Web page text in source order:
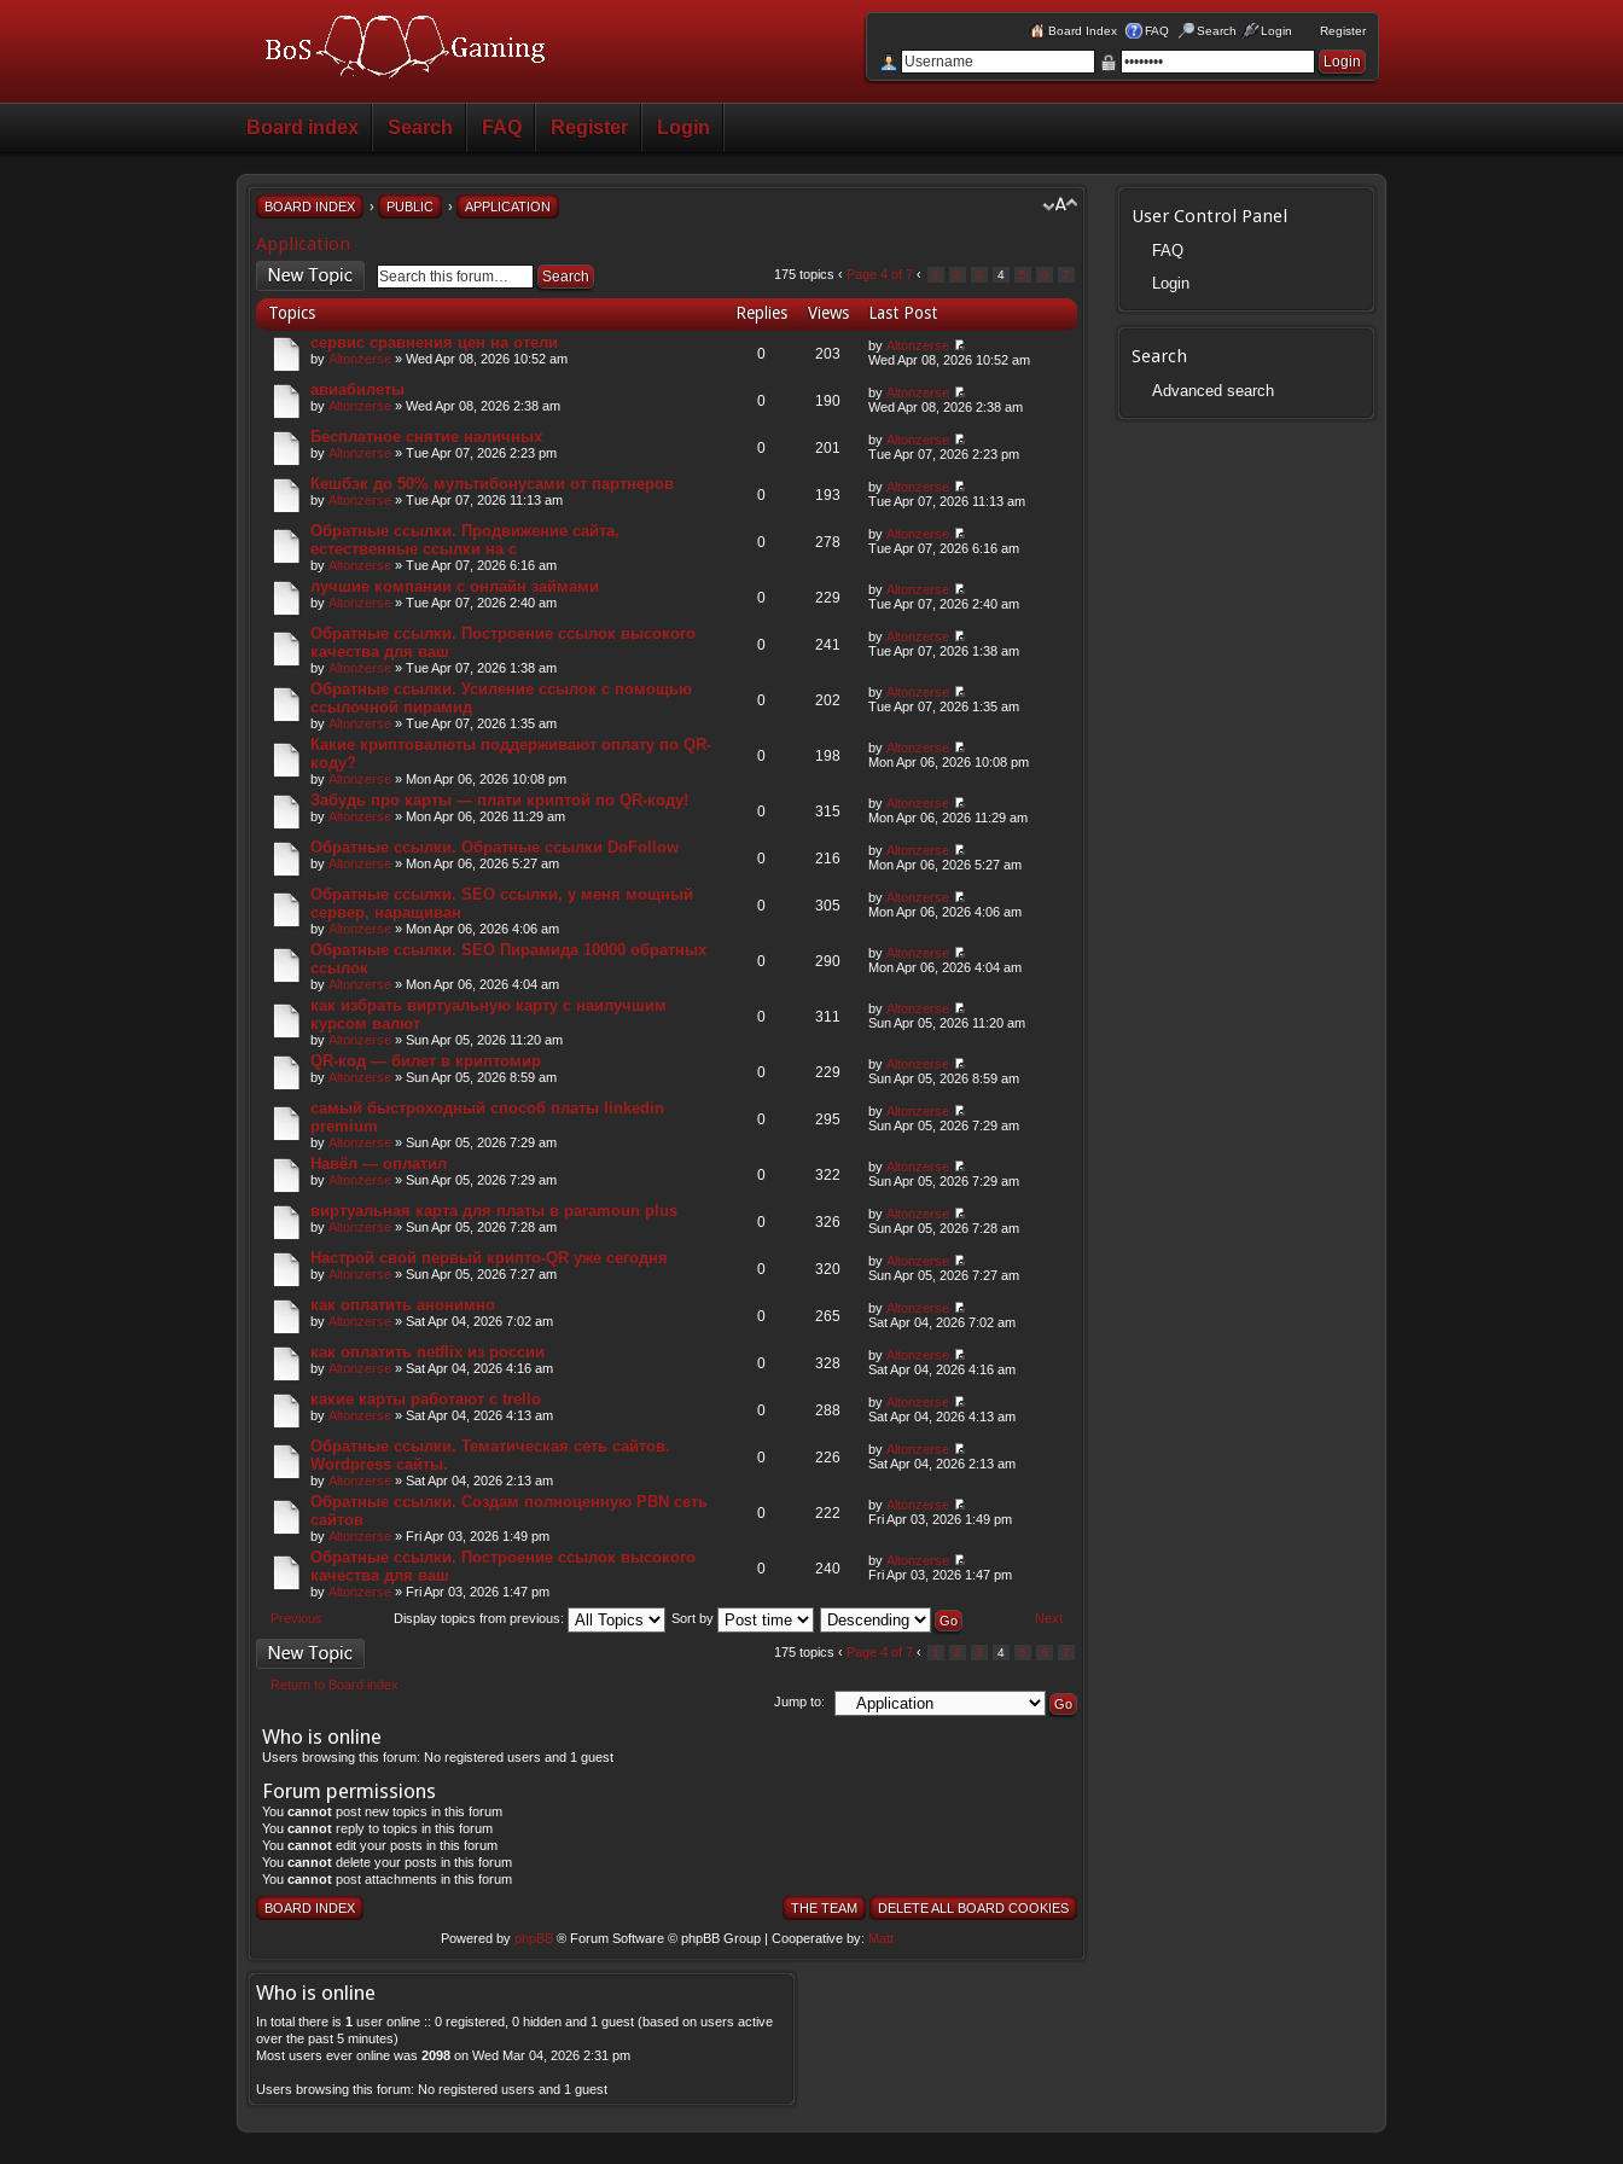
Board Index FAQ Search Login Register
Board index Search FAQ Register Login
BOARD INDEX › PUBLIC › APPLICATION
Application
Post a new topic 175 topics ‹ Page 4 of 7 ‹ 1 2 3 4 5 6 7
Topics Replies Views Last Post
сервис сравнения цен на отели
by Altonzerse » Wed Apr 08, 2026 10:52 am 0 203 by Altonzerse
Wed Apr 08, 2026 10:52 am
авиабилеты
by Altonzerse » Wed Apr 08, 2026 2:38 am 0 190 by Altonzerse
Wed Apr 08, 2026 2:38 am
Бесплатное снятие наличных
by Altonzerse » Tue Apr 07, 2026 2:23 pm 0 201 by Altonzerse
Tue Apr 07, 2026 2:23 pm
Кешбэк до 50% мультибонусами от партнеров
by Altonzerse » Tue Apr 07, 2026 11:13 am 0 193 by Altonzerse
Tue Apr 07, 2026 11:13 am
Обратные ссылки. Продвижение сайта,
естественные ссылки на с
by Altonzerse » Tue Apr 07, 2026 6:16 am
0 278 by Altonzerse
Tue Apr 07, 2026 6:16 am
лучшие компании с онлайн займами
by Altonzerse » Tue Apr 07, 2026 2:40 am 0 229 by Altonzerse
Tue Apr 07, 2026 2:40 am
Обратные ссылки. Построение ссылок высокого
качества для ваш
by Altonzerse » Tue Apr 07, 2026 1:38 am
0 241 by Altonzerse
Tue Apr 07, 2026 1:38 am
Обратные ссылки. Усиление ссылок с помощью
ссылочной пирамид
by Altonzerse » Tue Apr 07, 2026 1:35 am
0 202 by Altonzerse
Tue Apr 07, 2026 1:35 am
Какие криптовалюты поддерживают оплату по QR-
коду?
by Altonzerse » Mon Apr 06, 2026 10:08 pm
0 198 by Altonzerse
Mon Apr 06, 2026 10:08 pm
Забудь про карты — плати криптой по QR-коду!
by Altonzerse » Mon Apr 06, 2026 11:29 am 0 315 by Altonzerse
Mon Apr 06, 2026 11:29 am
Обратные ссылки. Обратные ссылки DoFollow
by Altonzerse » Mon Apr 06, 2026 5:27 am 0 216 by Altonzerse
Mon Apr 06, 2026 5:27 am
Обратные ссылки. SEO ссылки, у меня мощный
сервер, наращиван
by Altonzerse » Mon Apr 06, 2026 4:06 am
0 305 by Altonzerse
Mon Apr 06, 2026 4:06 am
Обратные ссылки. SEO Пирамида 10000 обратных
ссылок
by Altonzerse » Mon Apr 06, 2026 4:04 am
0 290 by Altonzerse
Mon Apr 06, 2026 4:04 am
как избрать виртуальную карту с наилучшим
курсом валют
by Altonzerse » Sun Apr 05, 2026 11:20 am
0 311 by Altonzerse
Sun Apr 05, 2026 11:20 am
QR-код — билет в криптомир
by Altonzerse » Sun Apr 05, 2026 8:59 am 0 229 by Altonzerse
Sun Apr 05, 2026 8:59 am
самый быстроходный способ платы linkedin
premium
by Altonzerse » Sun Apr 05, 2026 7:29 am
0 295 by Altonzerse
Sun Apr 05, 2026 7:29 am
Навёл — оплатил
by Altonzerse » Sun Apr 05, 2026 7:29 am 0 322 by Altonzerse
Sun Apr 05, 2026 7:29 am
виртуальная карта для платы в paramoun plus
by Altonzerse » Sun Apr 05, 2026 7:28 am 0 326 by Altonzerse
Sun Apr 05, 2026 7:28 am
Настрой свой первый крипто-QR уже сегодня
by Altonzerse » Sun Apr 05, 2026 7:27 am 0 320 by Altonzerse
Sun Apr 05, 2026 7:27 am
как оплатить анонимно
by Altonzerse » Sat Apr 04, 2026 7:02 am 0 265 by Altonzerse
Sat Apr 04, 2026 7:02 am
как оплатить netflix из россии
by Altonzerse » Sat Apr 04, 2026 4:16 am 0 328 by Altonzerse
Sat Apr 04, 2026 4:16 am
какие карты работают с trello
by Altonzerse » Sat Apr 04, 2026 4:13 am 0 288 by Altonzerse
Sat Apr 04, 2026 4:13 am
Обратные ссылки. Тематическая сеть сайтов.
Wordpress сайты.
by Altonzerse » Sat Apr 04, 2026 2:13 am
0 226 by Altonzerse
Sat Apr 04, 2026 2:13 am
Обратные ссылки. Создам полноценную PBN сеть
сайтов
by Altonzerse » Fri Apr 03, 2026 1:49 pm
0 222 by Altonzerse
Fri Apr 03, 2026 1:49 pm
Обратные ссылки. Построение ссылок высокого
качества для ваш
by Altonzerse » Fri Apr 03, 2026 1:47 pm
0 240 by Altonzerse
Fri Apr 03, 2026 1:47 pm
Previous Next
Display topics from previous:
Sort by
Post a new topic
175 topics ‹ Page 4 of 7 ‹ 1 2 3 4 5 6 7
Return to Board index
Jump to:
Who is online
Users browsing this forum: No registered users and 1 guest
Forum permissions
You cannot post new topics in this forum
You cannot reply to topics in this forum
You cannot edit your posts in this forum
You cannot delete your posts in this forum
You cannot post attachments in this forum
BOARD INDEX
THE TEAM DELETE ALL BOARD COOKIES
Powered by phpBB® Forum Software © phpBB Group | Cooperative by: Matt
User Control Panel
FAQ
Login
Search
Advanced search
Who is online
In total there is 1 user online :: 0 registered, 0 hidden and 1 guest (based on users active
over the past 5 minutes)
Most users ever online was 2098 on Wed Mar 04, 2026 2:31 pm
Users browsing this forum: No registered users and 1 guest